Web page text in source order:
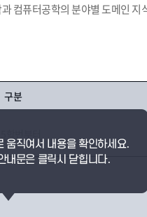
컴퓨터공학의 분야별 도메인 지
구분